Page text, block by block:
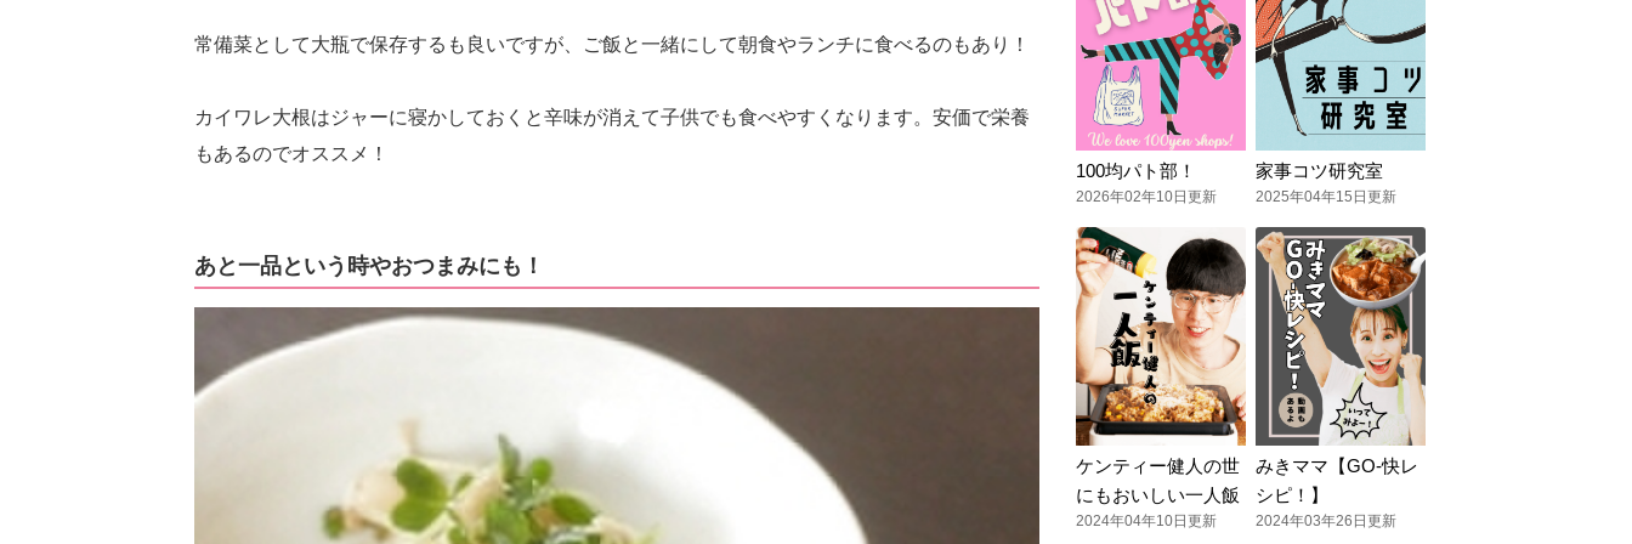
常備菜として大瓶で保存するも良いですが、ご飯と一緒にして朝食やランチに食べるのもあり！
カイワレ大根はジャーに寝かしておくと辛味が消えて子供でも食べやすくなります。安価で栄養
もあるのでオススメ！
あと一品という時やおつまみにも！
100均パト部！
2026年02年10日更新
家事コツ研究室
2025年04年15日更新
ケンティー健人の世
にもおいしい一人飯
2024年04年10日更新
みきママ【GO-快レ
シピ！】
2024年03年26日更新